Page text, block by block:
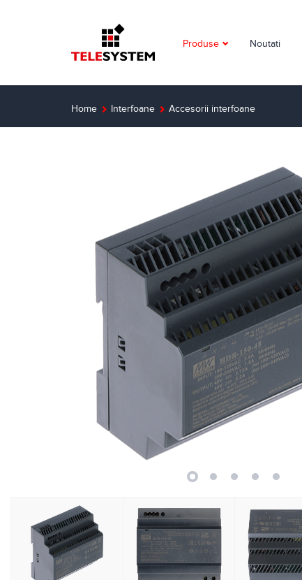
Produse
Detectie incendiu
Automatizari
Control acces
Solutii dedicate
Smart Home
Retelistica
Cabluri si accesorii
Scule si unelte
Noutati
Home Interfoane Accesorii interfoane